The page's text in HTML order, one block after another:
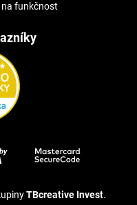
na funkčnost
TBcreative Invest.